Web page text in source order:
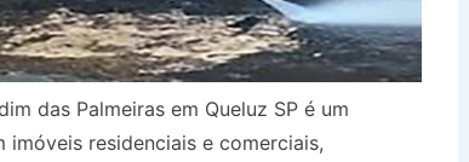
das Palmeiras em Queluz SP é um
residenciais e comerciais,